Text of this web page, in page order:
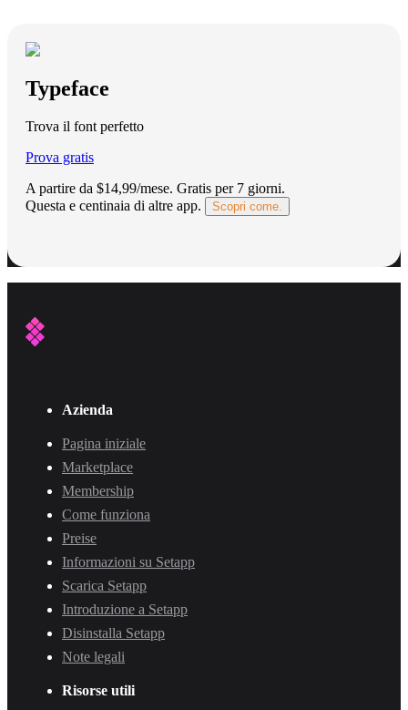
Typeface
Trova il font perfetto
Prova gratis
A partire da $14,99/mese. Gratis per 7 giorni.
Questa e centinaia di altre app.
Scopri come.
Azienda
Pagina iniziale
Marketplace
Membership
Come funziona
Preise
Informazioni su Setapp
Scarica Setapp
Introduzione a Setapp
Disinstalla Setapp
Note legali
Risorse utili